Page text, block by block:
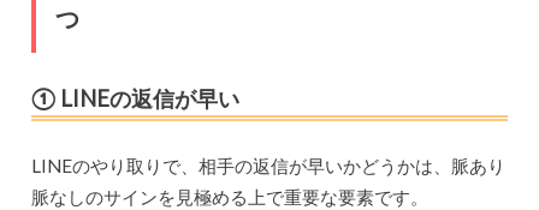
つ
① LINEの返信が早い
LINEのやり取りで、相手の返信が早いかどうかは、脈あり
脈なしのサインを見極める上で重要な要素です。